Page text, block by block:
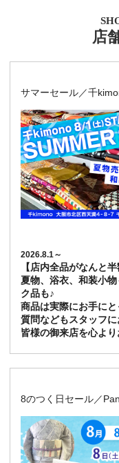
店
サマーセール／千
2026.8.1～
【店内全品がなんと半
夏物、浴衣、和装小
ク品も♪
商品は実際にお手に
質問などもスタッフ
皆様の御来店を心よ
8のつく日セール／